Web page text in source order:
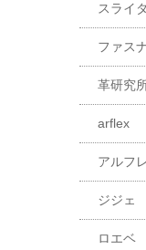
スライ
ファス
革研究
arflex
アルフ
ジジェ
ロエベ